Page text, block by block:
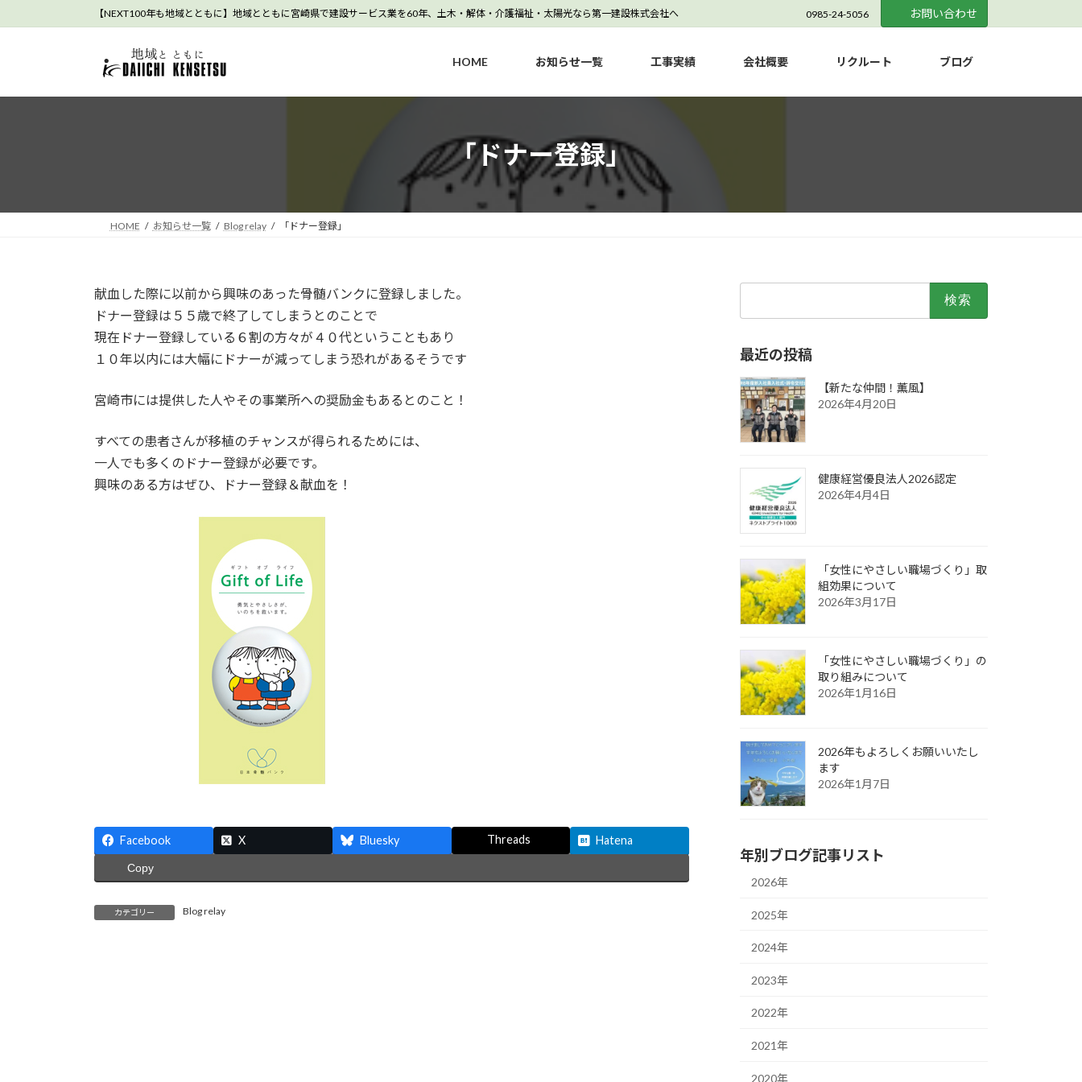
ン
ビ
【NEXT100年も地域とともに】地域とともに宮崎県で建設サービス業を60年、土木・解体・介護福祉・太陽光なら第一建設株式会社へ 0985-24-5056 お問い合わせ
HOME お知らせ一覧 工事実績 会社概要 リクルート ブログ
「ドナー登録」
HOME お知らせ一覧 Blog relay 「ドナー登録」
献血した際に以前から興味のあった骨髄バンクに登録しました。
ドナー登録は５５歳で終了してしまうとのことで
現在ドナー登録している６割の方々が４０代ということもあり
１０年以内には大幅にドナーが減ってしまう恐れがあるそうです
宮崎市には提供した人やその事業所への奨励金もあるとのこと！
すべての患者さんが移植のチャンスが得られるためには、
一人でも多くのドナー登録が必要です。
興味のある方はぜひ、ドナー登録＆献血を！
Facebook X Bluesky Threads Hatena
Copy
カテゴリー Blog relay
最近の投稿
【新たな仲間！薫風】
2026年4月20日
健康経営優良法人2026認定
2026年4月4日
「女性にやさしい職場づくり」取
組効果について
2026年3月17日
「女性にやさしい職場づくり」の
取り組みについて
2026年1月16日
2026年もよろしくお願いいたし
ます
2026年1月7日
年別ブログ記事リスト
2026年
2025年
2024年
2023年
2022年
2021年
2020年